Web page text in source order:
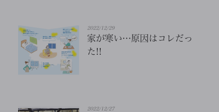
2022/12/29
家が寒い…原因はコレだっ
た!!
2022/12/27